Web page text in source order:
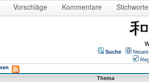
Vorschläge Kommentare Stichworte
Suche
Thema